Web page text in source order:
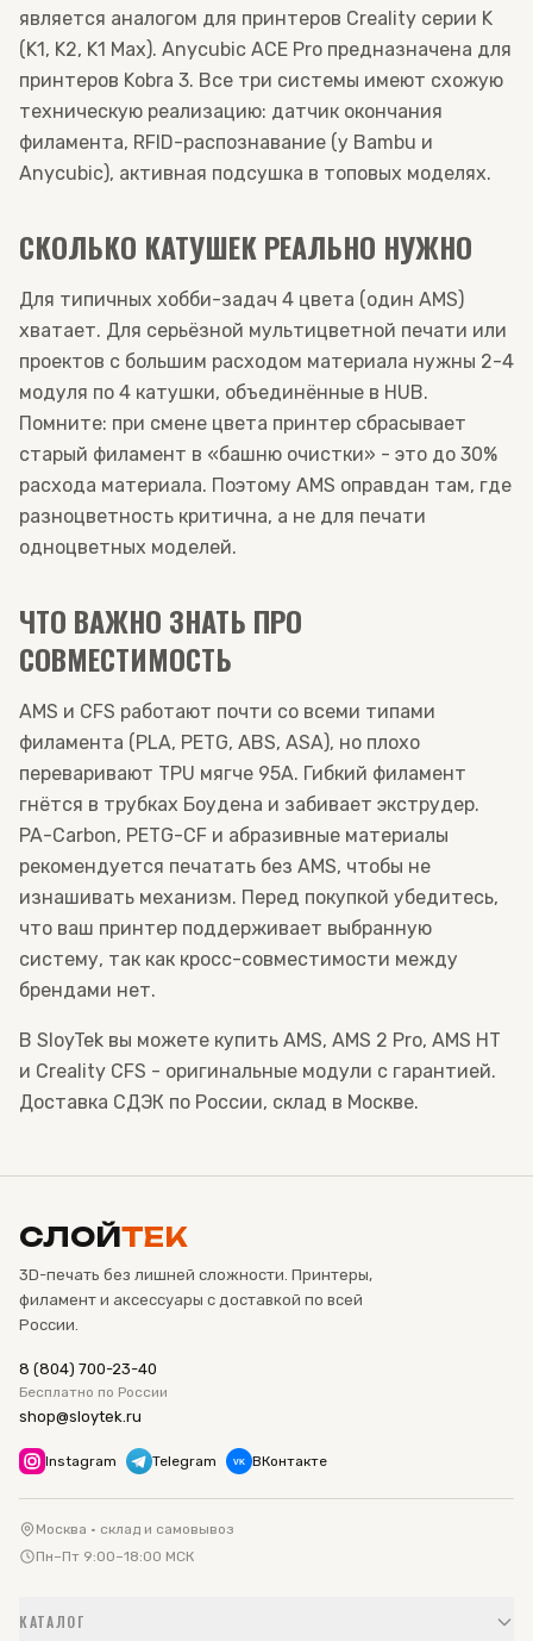
является аналогом для принтеров Creality серии K
(K1, K2, K1 Max). Anycubic ACE Pro предназначена для
принтеров Kobra 3. Все три системы имеют схожую
техническую реализацию: датчик окончания
филамента, RFID-распознавание (у Bambu и
Anycubic), активная подсушка в топовых моделях.
СКОЛЬКО КАТУШЕК РЕАЛЬНО НУЖНО
Для типичных хобби-задач 4 цвета (один AMS)
хватает. Для серьёзной мультицветной печати или
проектов с большим расходом материала нужны 2-4
модуля по 4 катушки, объединённые в HUB.
Помните: при смене цвета принтер сбрасывает
старый филамент в «башню очистки» - это до 30%
расхода материала. Поэтому AMS оправдан там, где
разноцветность критична, а не для печати
одноцветных моделей.
ЧТО ВАЖНО ЗНАТЬ ПРО
СОВМЕСТИМОСТЬ
AMS и CFS работают почти со всеми типами
филамента (PLA, PETG, ABS, ASA), но плохо
переваривают TPU мягче 95A. Гибкий филамент
гнётся в трубках Боудена и забивает экструдер.
PA-Carbon, PETG-CF и абразивные материалы
рекомендуется печатать без AMS, чтобы не
изнашивать механизм. Перед покупкой убедитесь,
что ваш принтер поддерживает выбранную
систему, так как кросс-совместимости между
брендами нет.
В SloyTek вы можете купить AMS, AMS 2 Pro, AMS HT
и Creality CFS - оригинальные модули с гарантией.
Доставка СДЭК по России, склад в Москве.
СЛОЙТЕК
3D-печать без лишней сложности. Принтеры,
филамент и аксессуары с доставкой по всей
России.
8 (804) 700-23-40
Бесплатно по России
shop@sloytek.ru
Instagram Telegram VK ВКонтакте
Москва · склад и самовывоз
Пн–Пт 9:00–18:00 МСК
КАТАЛОГ